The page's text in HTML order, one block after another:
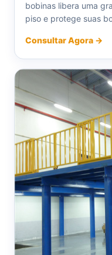
bobinas libera uma
piso e protege suas
Consultar Agora →